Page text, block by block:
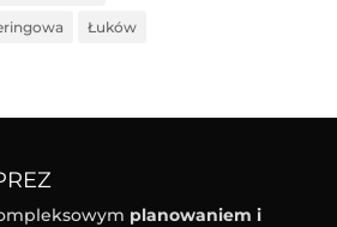
Łuków
planowaniem i